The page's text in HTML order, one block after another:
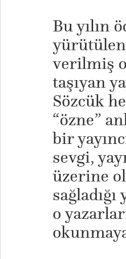
Bu yılın
yürütülen
verilmiş
taşıyan
Sözcük
“özne”
bir
sevgi,
üzerine
o